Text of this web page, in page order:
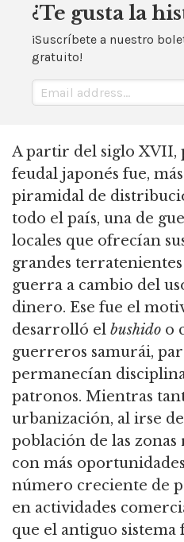
¿Te gusta la
¡Suscríbete a nuestro
gratuito!
A partir del siglo XVII,
feudal japonés fue,
piramidal de
todo el país, una de
locales que ofrecían
grandes
guerra a cambio del
dinero. Ese fue el
desarrolló el bushido o
guerreros samurái,
permanecían
patronos. Mientras
urbanización, al irse
población de las zonas
con más
número creciente de
en actividades
que el antiguo sistema